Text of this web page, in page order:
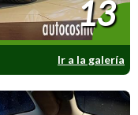
Ir a la galería
13